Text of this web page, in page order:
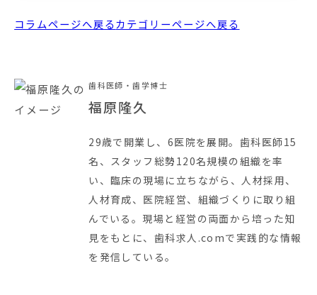
コラムページへ戻るカテゴリーページへ戻る
歯科医師・歯学博士
福原隆久
29歳で開業し、6医院を展開。歯科医師15
名、スタッフ総勢120名規模の組織を率
い、臨床の現場に立ちながら、人材採用、
人材育成、医院経営、組織づくりに取り組
んでいる。現場と経営の両面から培った知
見をもとに、歯科求人.comで実践的な情報
を発信している。